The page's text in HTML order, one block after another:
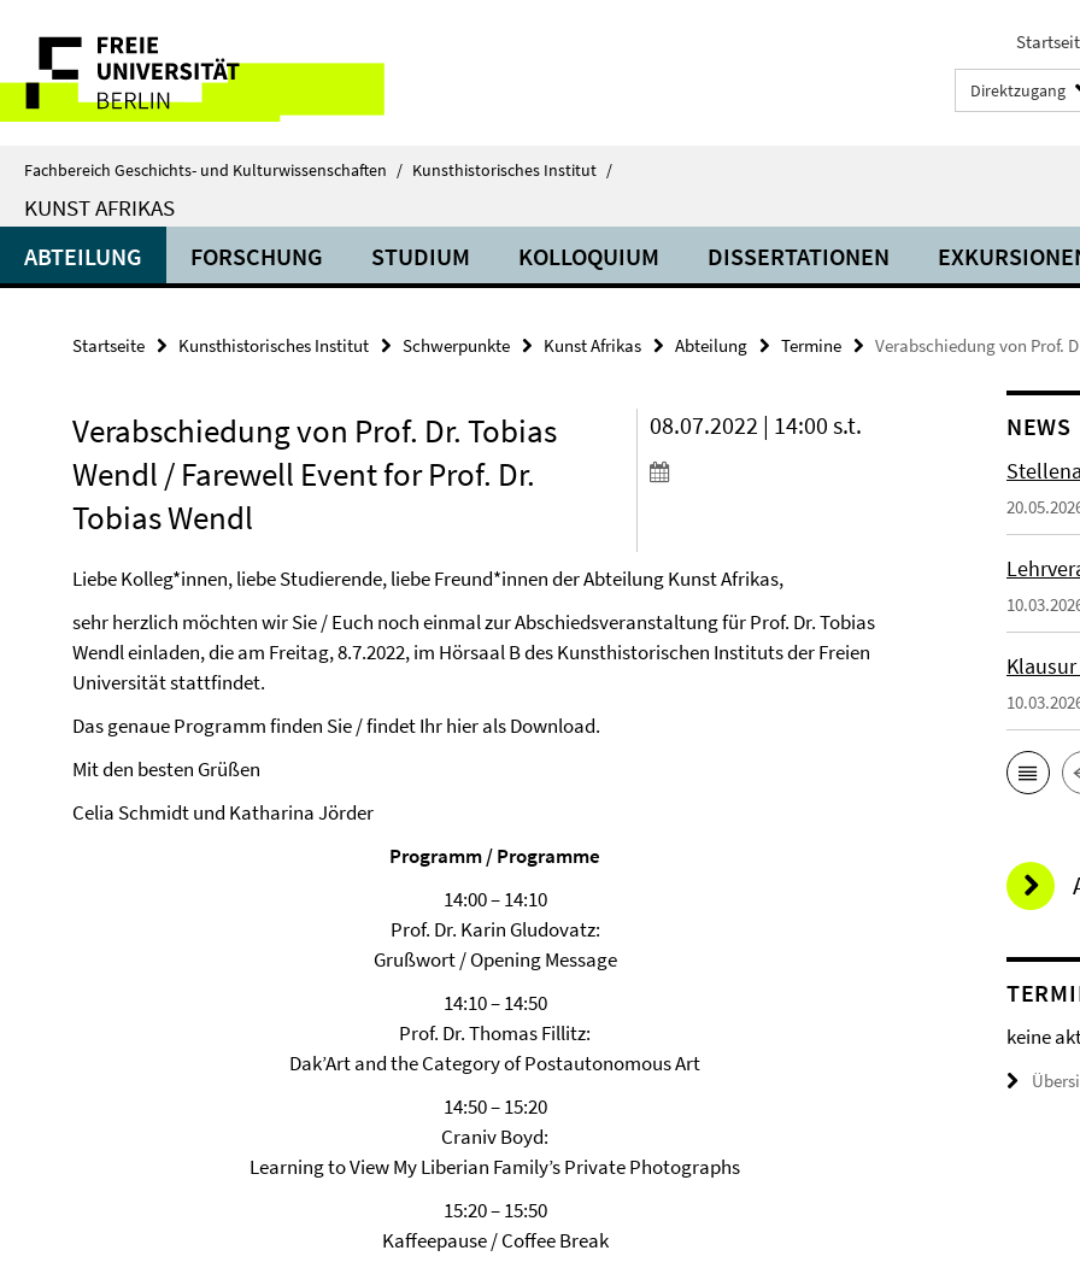
direkt
Inhalt
Service-
Navigation
Direktzugang
Fachbereich Geschichts- und Kulturwissenschaften / Kunsthistorisches Institut /
KUNST AFRIKAS
ABTEILUNG FORSCHUNG STUDIUM KOLLOQUIUM DISSERTATIONEN
Startseite Kunsthistorisches Institut Schwerpunkte Kunst Afrikas Abteilung Termine Verabschiedung von Prof.
Verabschiedung von Prof. Dr. Tobias
Wendl / Farewell Event for Prof. Dr.
Tobias Wendl
08.07.2022 | 14:00 s.t.
Liebe Kolleg*innen, liebe Studierende, liebe Freund*innen der Abteilung Kunst Afrikas,
sehr herzlich möchten wir Sie / Euch noch einmal zur Abschiedsveranstaltung für Prof. Dr. Tobias
Wendl einladen, die am Freitag, 8.7.2022, im Hörsaal B des Kunsthistorischen Instituts der Freien
Universität stattfindet.
Das genaue Programm finden Sie / findet Ihr hier als Download.
Mit den besten Grüßen
Celia Schmidt und Katharina Jörder
Programm / Programme
14:00 – 14:10
Prof. Dr. Karin Gludovatz:
Grußwort / Opening Message
14:10 – 14:50
Prof. Dr. Thomas Fillitz:
Dak’Art and the Category of Postautonomous Art
14:50 – 15:20
Craniv Boyd:
Learning to View My Liberian Family’s Private Photographs
15:20 – 15:50
Kaffeepause / Coffee Break
NEWS
keine